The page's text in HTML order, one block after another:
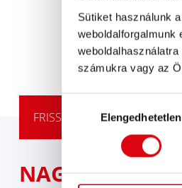
Sütiket használunk
weboldalforgalmunk
számukra vagy az
kiválasztásaElengedhetetlen
NAGY
FRISSÍTÉSI JAVASLATUNK